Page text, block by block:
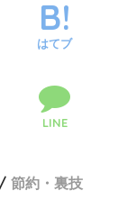
はてブ
LINE
節約・裏技